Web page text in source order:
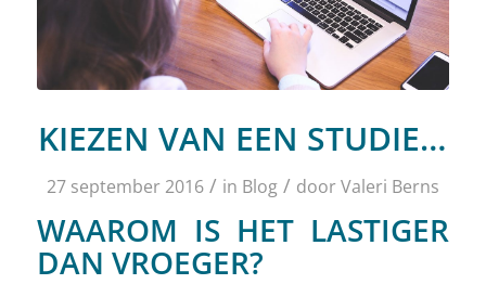
KIEZEN VAN EEN STUDIE…
27 september 2016 / in Blog / doorValeri Berns
WAAROM IS HET LASTIGER
DAN VROEGER?